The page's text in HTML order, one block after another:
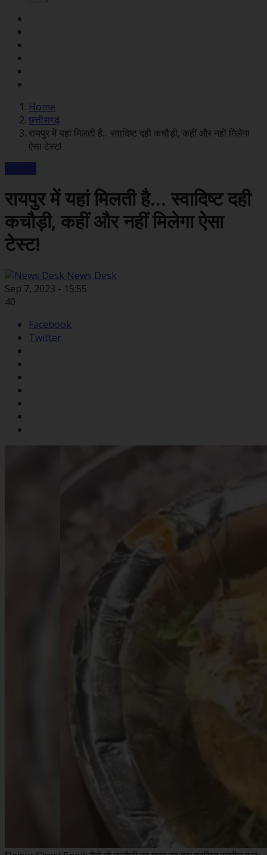
Home
छत्तीसगढ़
रायपुर में यहां मिलती है... स्वादिष्ट दही कचौड़ी, कहीं और नहीं मिलेगा
ऐसा टेस्ट!
रायपुर में यहां मिलती है... स्वादिष्ट दही
कचौड़ी, कहीं और नहीं मिलेगा ऐसा
टेस्ट!
News Desk
Sep 7, 2023 - 15:55
40
Facebook
Twitter